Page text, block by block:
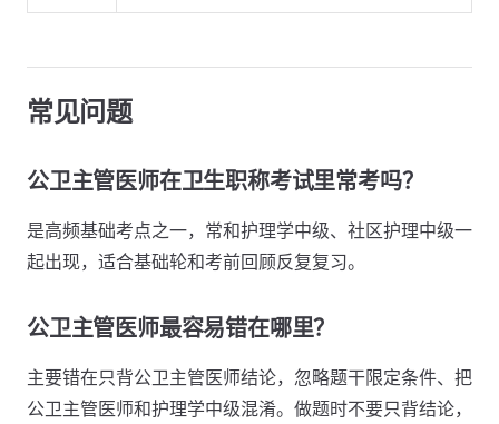
常见问题
公卫主管医师在卫生职称考试里常考吗？
是高频基础考点之一，常和护理学中级、社区护理中级一
起出现，适合基础轮和考前回顾反复复习。
公卫主管医师最容易错在哪里？
主要错在只背公卫主管医师结论，忽略题干限定条件、把
公卫主管医师和护理学中级混淆。做题时不要只背结论，